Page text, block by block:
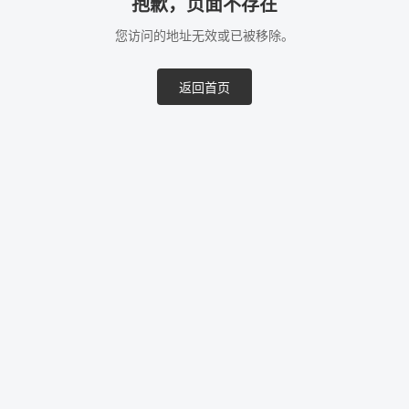
抱歉，页面不存在
您访问的地址无效或已被移除。
返回首页